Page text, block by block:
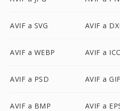
AVIF a SVG AVIF a
AVIF a WEBP AVIF a
AVIF a PSD AVIF a GIF
AVIF a BMP AVIF a